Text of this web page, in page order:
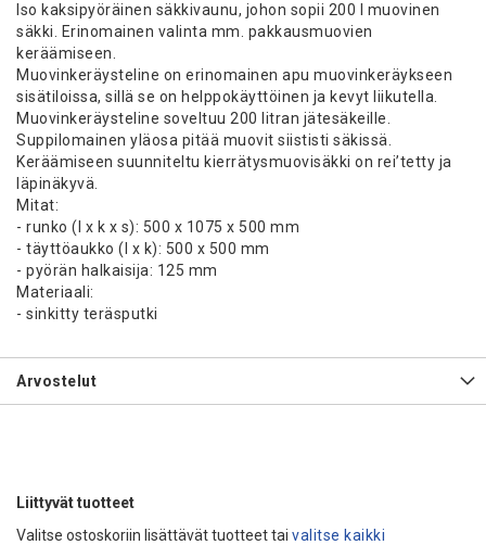
Iso kaksipyöräinen säkkivaunu, johon sopii 200 l muovinen
säkki. Erinomainen valinta mm. pakkausmuovien
keräämiseen.
Muovinkeräysteline on erinomainen apu muovinkeräykseen
sisätiloissa, sillä se on helppokäyttöinen ja kevyt liikutella.
Muovinkeräysteline soveltuu 200 litran jätesäkeille.
Suppilomainen yläosa pitää muovit siististi säkissä.
Keräämiseen suunniteltu kierrätysmuovisäkki on rei’tetty ja
läpinäkyvä.
Mitat:
- runko (l x k x s): 500 x 1075 x 500 mm
- täyttöaukko (l x k): 500 x 500 mm
- pyörän halkaisija: 125 mm
Materiaali:
- sinkitty teräsputki
Arvostelut
Liittyvät tuotteet
Valitse ostoskoriin lisättävät tuotteet tai valitse kaikki